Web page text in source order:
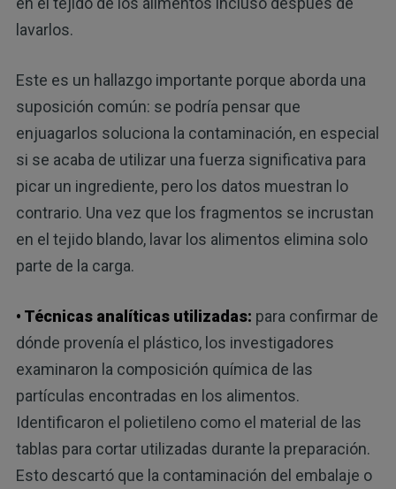
lavarlos.
Este es un hallazgo importante porque aborda una
suposición común: se podría pensar que
enjuagarlos soluciona la contaminación, en especial
si se acaba de utilizar una fuerza significativa para
picar un ingrediente, pero los datos muestran lo
contrario. Una vez que los fragmentos se incrustan
en el tejido blando, lavar los alimentos elimina solo
parte de la carga.
• Técnicas analíticas utilizadas: para confirmar de
dónde provenía el plástico, los investigadores
examinaron la composición química de las
partículas encontradas en los alimentos.
Identificaron el polietileno como el material de las
tablas para cortar utilizadas durante la preparación.
Esto descartó que la contaminación del embalaje o